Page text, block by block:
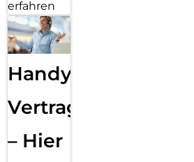
erfahren
Handy
Vertragsabwicklung
– Hier